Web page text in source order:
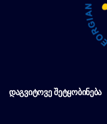
ᲓᲐᲒᲕᲘᲢᲝᲕᲔ ᲨᲔᲢᲧᲝᲑᲘᲜᲔᲑᲐ